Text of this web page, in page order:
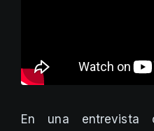
En una entrevista